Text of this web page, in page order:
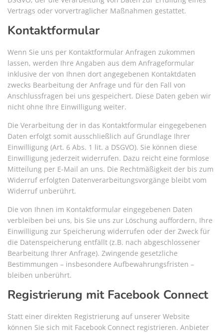
Vertrags oder vorvertraglicher Maßnahmen gestattet.
Kontaktformular
Wenn Sie uns per Kontaktformular Anfragen zukommen
lassen, werden Ihre Angaben aus dem Anfrageformular
inklusive der von Ihnen dort angegebenen Kontaktdaten
zwecks Bearbeitung der Anfrage und für den Fall von
Anschlussfragen bei uns gespeichert. Diese Daten geben wir
nicht ohne Ihre Einwilligung weiter.
Die Verarbeitung der in das Kontaktformular eingegebenen
Daten erfolgt somit ausschließlich auf Grundlage Ihrer
Einwilligung (Art. 6 Abs. 1 lit. a DSGVO). Sie können diese
Einwilligung jederzeit widerrufen. Dazu reicht eine formlose
Mitteilung per E-Mail an uns. Die Rechtmäßigkeit der bis zum
Widerruf erfolgten Datenverarbeitungsvorgänge bleibt vom
Widerruf unberührt.
Die von Ihnen im Kontaktformular eingegebenen Daten
verbleiben bei uns, bis Sie uns zur Löschung auffordern, Ihre
Einwilligung zur Speicherung widerrufen oder der Zweck für
die Datenspeicherung entfällt (z.B. nach abgeschlossener
Bearbeitung Ihrer Anfrage). Zwingende gesetzliche
Bestimmungen – insbesondere Aufbewahrungsfristen –
bleiben unberührt.
Registrierung mit Facebook Connect
Statt einer direkten Registrierung auf unserer Website
können Sie sich mit Facebook Connect registrieren. Anbieter